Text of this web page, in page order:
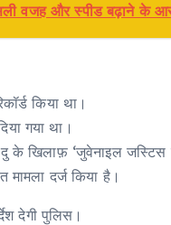
वजह और स्पीड बढ़ाने के
किया था।
गया था।
के खिलाफ़ ‘जुवेनाइल जस्टिस
दर्ज किया है।
देगी पुलिस।